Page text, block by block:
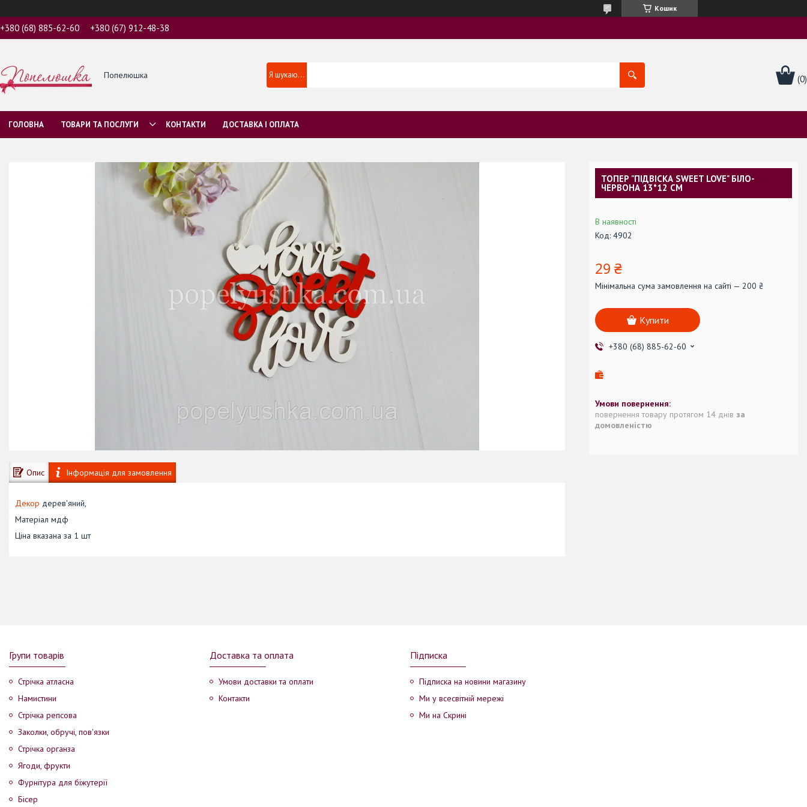
Кошик
+380 (68) 885-62-60 +380 (67) 912-48-38
Попелюшка
ГОЛОВНА ТОВАРИ ТА ПОСЛУГИ КОНТАКТИ ДОСТАВКА І ОПЛАТА
Опис Інформація для замовлення
Декор дерев'яний,
Матеріал мдф
Ціна вказана за 1 шт
ТОПЕР "ПІДВІСКА SWEET LOVE" БІЛО-
ЧЕРВОНА 13*12 СМ
В наявності
Код: 4902
29 ₴
Мінімальна сума замовлення на сайті — 200 ₴
Купити
+380 (68) 885-62-60
повернення товару протягом 14 днів за
домовленістю
Групи товарів
Стрічка атласна
Намистини
Стрічка репсова
Заколки, обручі, пов'язки
Стрічка органза
Ягоди, фрукти
Фурнітура для біжутерії
Бісер
Доставка та оплата
Умови доставки та оплати
Контакти
Підписка
Підписка на новини магазину
Ми у всесвітній мережі
Ми на Скрині